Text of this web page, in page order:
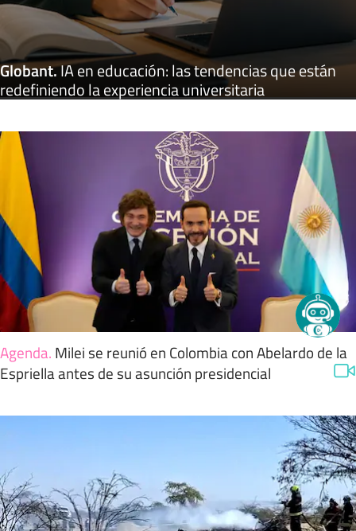
Globant.IA en educación: las tendencias que están
redefiniendo la experiencia universitaria
Agenda. Milei se reunió en Colombia con Abelardo de la
Espriella antes de su asunción presidencial